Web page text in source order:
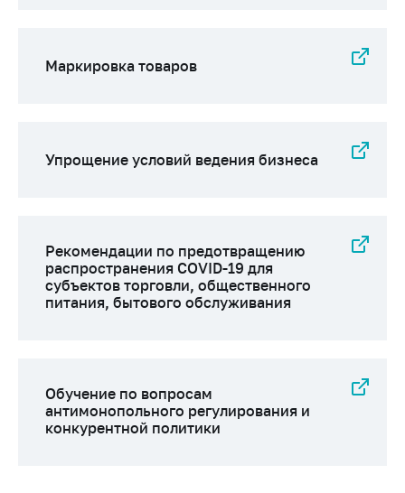
средства, изделия
медицинского
Решение Комиссии
антимонопольного
законодательства
Предостережения и
проектов
Маркировка
Маркировка товаров
Упрощение условий ведения бизнеса
Рекомендации по предотвращению
распространения COVID-19 для
субъектов торговли, общественного
питания, бытового обслуживания
Обучение по вопросам
антимонопольного регулирования и
конкурентной политики